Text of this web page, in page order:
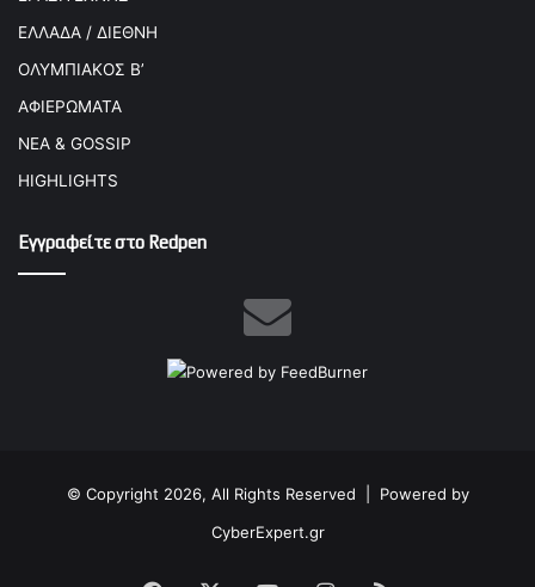
ΕΛΛΑΔΑ / ΔΙΕΘΝΗ
ΟΛΥΜΠΙΑΚΟΣ Β’
ΑΦΙΕΡΩΜΑΤΑ
ΝΕΑ & GOSSIP
HIGHLIGHTS
Εγγραφείτε στο Redpen
© Copyright 2026, All Rights Reserved | Powered by
CyberExpert.gr